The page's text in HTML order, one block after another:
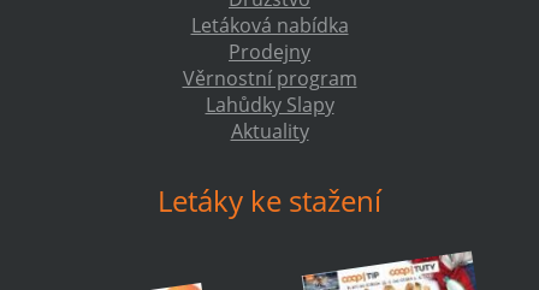
Letáková nabídka
Prodejny
Věrnostní program
Lahůdky Slapy
Aktuality
Letáky ke stažení